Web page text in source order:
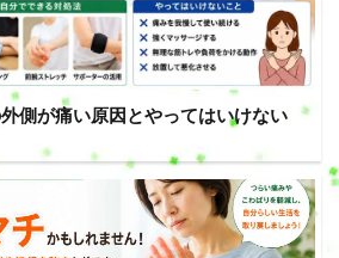
側が痛い原因とやってはいけない